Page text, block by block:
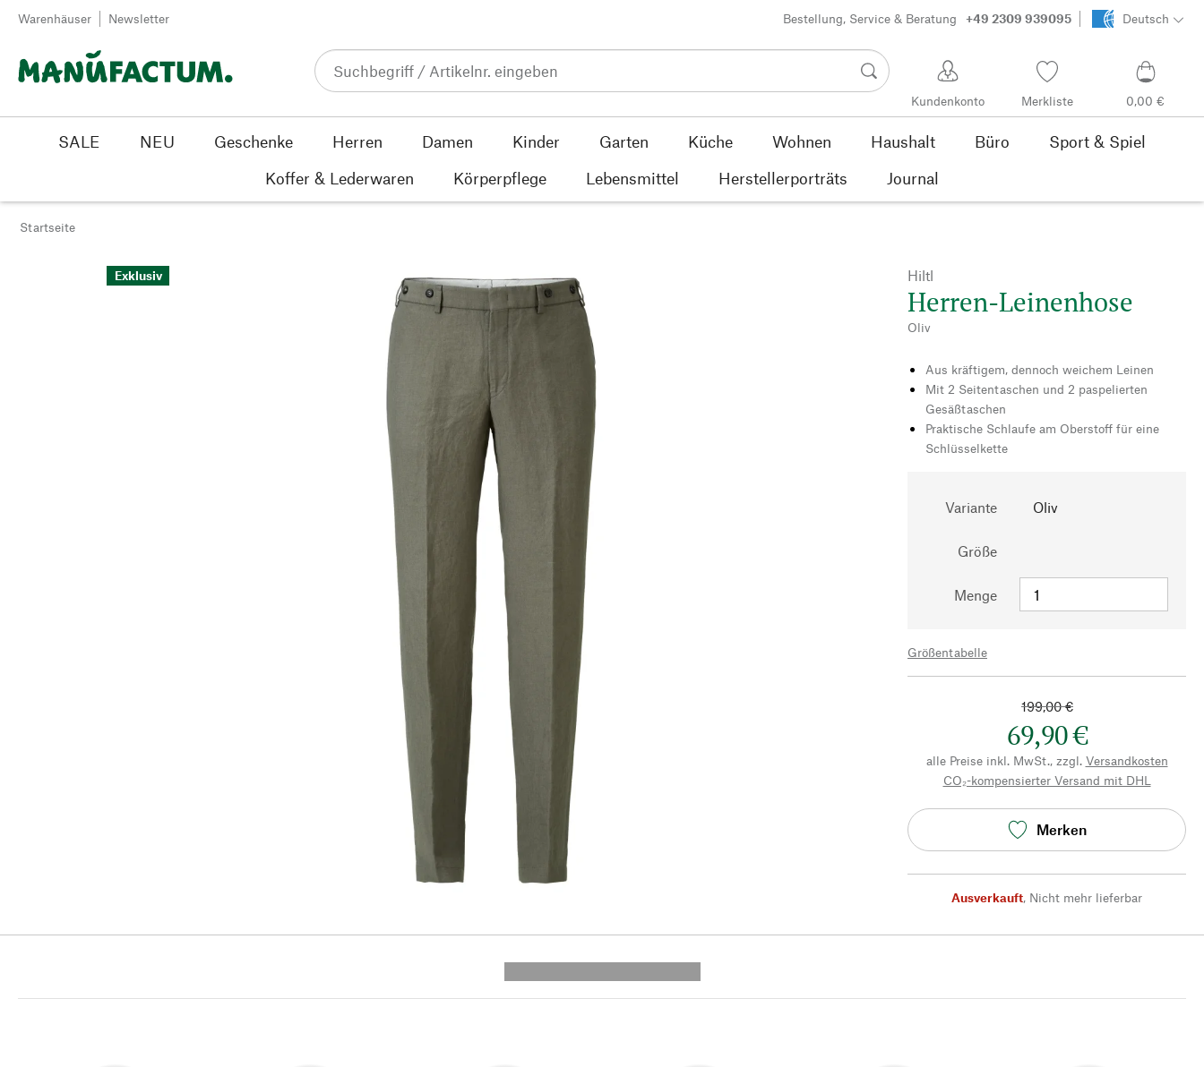
Zum Inhalt springen
Warenhäuser Newsletter Bestellung, Service & Beratung +49 2309 939095 Deutsch
Kundenkonto Merkliste 0,00 €
SALE NEU Geschenke Herren Damen Kinder Garten Küche Wohnen Haushalt Büro
Sport & Spiel
Koffer & Lederwaren
Körperpflege Lebensmittel Herstellerporträts Journal
Startseite
Exklusiv Hiltl
Herren-Leinenhose
Oliv
Aus kräftigem, dennoch weichem Leinen
Mit 2 Seitentaschen und 2 paspelierten
Gesäßtaschen
Praktische Schlaufe am Oberstoff für eine
Schlüsselkette
Variante Oliv
Größe
Menge
Größentabelle
199,00 €
69,90 €
alle Preise inkl. MwSt., zzgl. Versandkosten
CO₂-kompensierter Versand mit DHL
Merken
Ausverkauft, Nicht mehr lieferbar